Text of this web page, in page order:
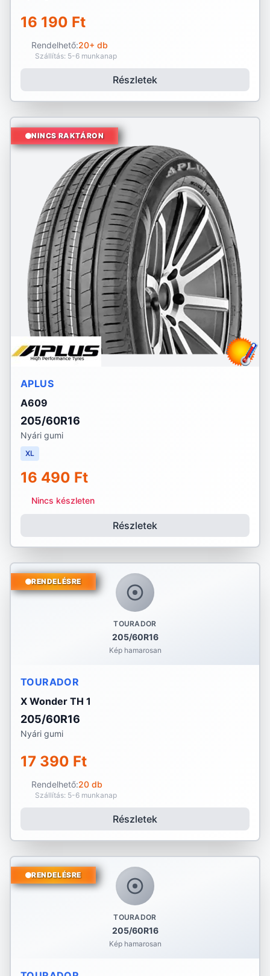
16 190 Ft
Rendelhető:20+ db
Szállítás: 5-6 munkanap
Részletek
NINCS RAKTÁRON
APLUS
A609
205/60R16
Nyári gumi
XL
16 490 Ft
Nincs készleten
Részletek
TOURADOR
205/60R16
Kép hamarosan
RENDELÉSRE
TOURADOR
X Wonder TH 1
205/60R16
Nyári gumi
17 390 Ft
Rendelhető:20 db
Szállítás: 5-6 munkanap
Részletek
TOURADOR
205/60R16
Kép hamarosan
RENDELÉSRE